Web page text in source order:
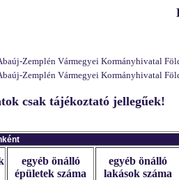
Zemplén Vármegyei Kormányhivatal
Zemplén Vármegyei Kormányhivatal
csak tájékoztató jellegűek!
egyéb önálló
épületek száma
egyéb önálló
lakások száma